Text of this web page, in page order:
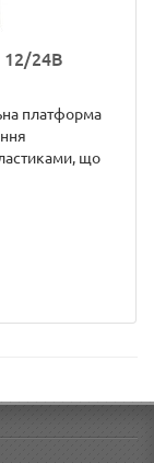
12/24В
платформа
що